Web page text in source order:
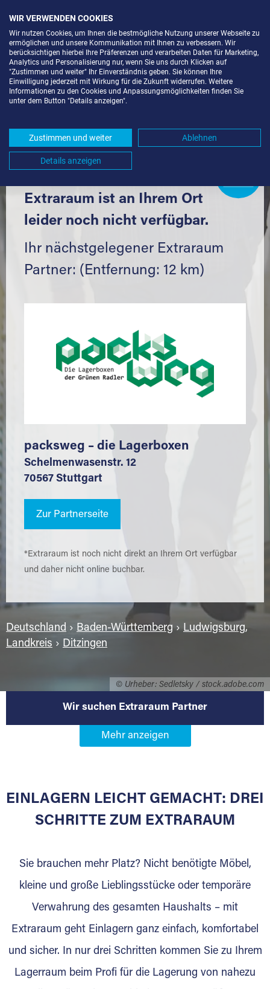
© Urheber: Sedletsky / stock.adobe.com
LAGERBOX IN DITZINGEN (71254)
Komfortabel einlagern mit Extraraum
Extraraum ist an Ihrem Ort
leider noch nicht verfügbar.
Ihr nächstgelegener Extraraum
Partner: (Entfernung: 12 km)
packsweg – die Lagerboxen
Schelmenwasenstr. 12
70567 Stuttgart
Zur Partnerseite
*Extraraum ist noch nicht direkt an Ihrem Ort verfügbar
und daher nicht online buchbar.
Deutschland › Baden-Württemberg › Ludwigsburg,
Landkreis › Ditzingen
Wir suchen Extraraum Partner
Werden Sie Extraraum Partner in
Sie bieten Kunden Lagerraum zur Miete, der
für die Einlagerung von Umzugsgut gebaut
Lagerkunden und Vermietungen.
Ihre Vorteile als Extraraum Partner:
Marktgerechte Preise
Digitale Buchungsplattform
Gewinnung von Neukunden
EINLAGERN LEICHT GEMACHT: DREI
SCHRITTE ZUM EXTRARAUM
Sie brauchen mehr Platz? Nicht benötigte Möbel,
kleine und große Lieblingsstücke oder temporäre
Verwahrung des gesamten Haushalts – mit
Extraraum geht Einlagern ganz einfach, komfortabel
und sicher. In nur drei Schritten kommen Sie zu Ihrem
Lagerraum beim Profi für die Lagerung von nahezu
WIR VERWENDEN COOKIES
Wir nutzen Cookies, um Ihnen die bestmögliche Nutzung unserer Webseite zu
ermöglichen und unsere Kommunikation mit Ihnen zu verbessern. Wir
berücksichtigen hierbei Ihre Präferenzen und verarbeiten Daten für Marketing,
Analytics und Personalisierung nur, wenn Sie uns durch Klicken auf
"Zustimmen und weiter" Ihr Einverständnis geben. Sie können Ihre
Einwilligung jederzeit mit Wirkung für die Zukunft widerrufen. Weitere
Informationen zu den Cookies und Anpassungsmöglichkeiten finden Sie
unter dem Button "Details anzeigen".
Zustimmen und weiter Ablehnen
Details anzeigen